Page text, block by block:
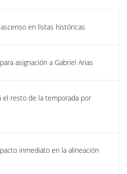
en listas históricas
asignación a Gabriel Arias
el resto de la temporada por
inmediato en la alineación